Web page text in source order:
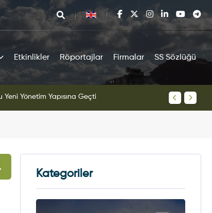
Etkinlikler Röportajlar Firmalar SS Sözlüğü
Testlerine Başladı KAAN
Kategoriler